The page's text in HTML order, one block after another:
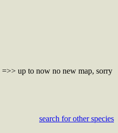
=>> up to now no new map, sorry
search for other species